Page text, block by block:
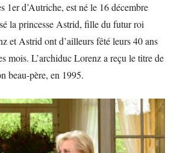
1er d’Autriche, est né le 16 décembre
la princesse Astrid, fille du futur roi
et Astrid ont d’ailleurs fêté leurs 40 ans
mois. L’archiduc Lorenz a reçu le titre de
beau-père, en 1995.